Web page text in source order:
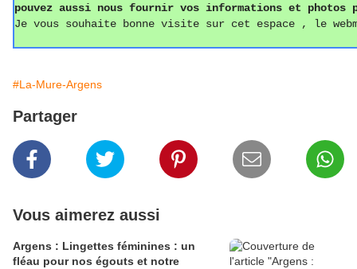
pouvez aussi nous fournir vos informations et photos
Je vous souhaite bonne visite sur cet espace , le
#La-Mure-Argens
Partager
Vous aimerez aussi
Argens : Lingettes féminines : un
fléau pour nos égouts et notre